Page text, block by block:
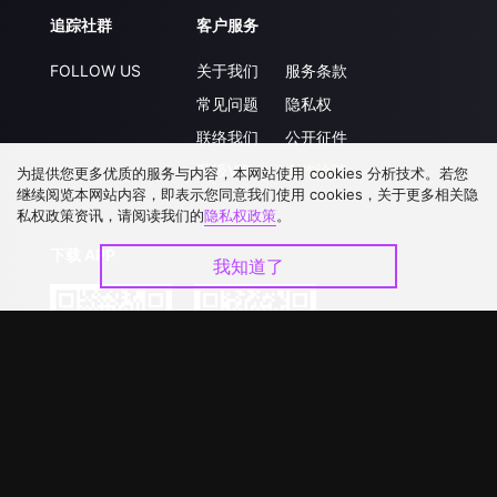
追踪社群
FOLLOW US
客户服务
关于我们
常见问题
联络我们
升级VIP
服务条款
隐私权
公开征件
合作洽談
为提供您更多优质的服务与内容，本网站使用 cookies 分析技术。若您
继续阅览本网站内容，即表示您同意我们使用 cookies，关于更多相关隐
私权政策资讯，请阅读我们的隐私权政策。
我知道了